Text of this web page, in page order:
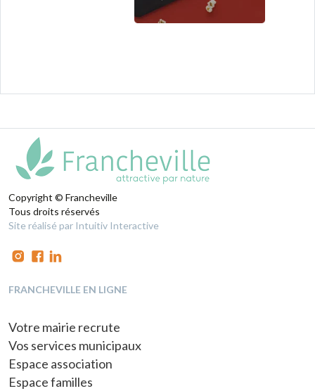
Copyright © Francheville
Tous droits réservés
Site réalisé par Intuitiv Interactive
FRANCHEVILLE EN LIGNE
Votre mairie recrute
Vos services municipaux
Espace association
Espace familles